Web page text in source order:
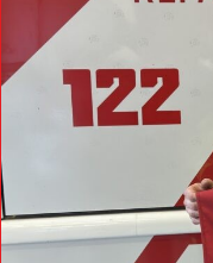
Allgemein